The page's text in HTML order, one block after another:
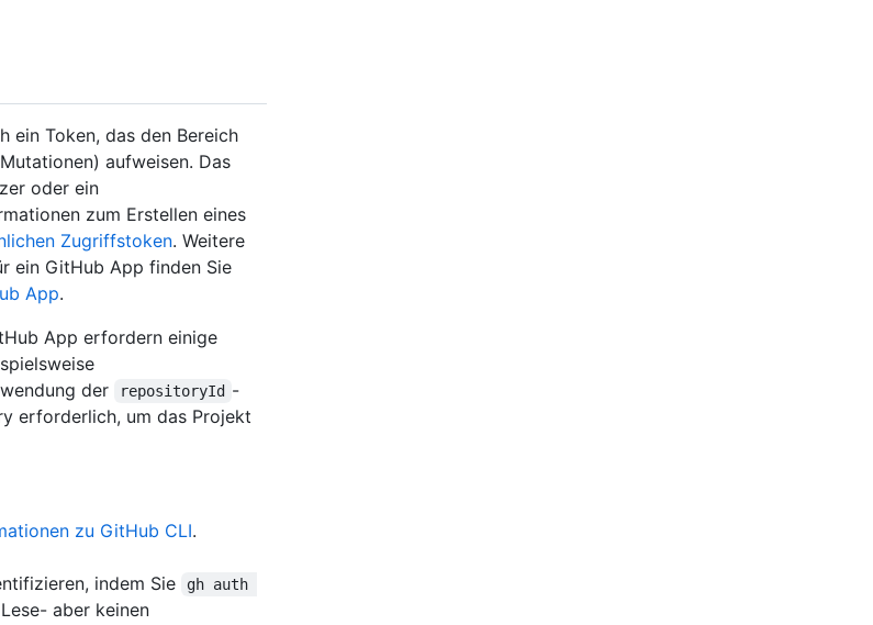
ein Token, das den Bereich
aufweisen. Das
oder ein
zum Erstellen eines
Zugriffstoken. Weitere
ein GitHub App finden Sie
App.
App erfordern einige
der repositoryId -
erforderlich, um das Projekt
zu GitHub CLI.
indem Sie
gh auth
aber keinen